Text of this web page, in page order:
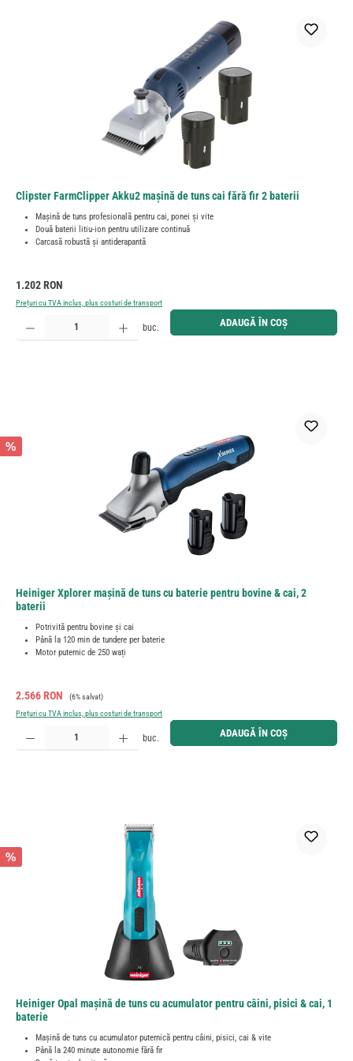
Clipster FarmClipper Akku2 mașină de tuns cai fără fir 2 baterii
Mașină de tuns profesională pentru cai, ponei și vite
Două baterii litiu-ion pentru utilizare continuă
Carcasă robustă și antiderapantă
Preț obișnuit:
1.202 RON
Prețuri cu TVA inclus, plus costuri de transport
Cantitate produs: Introduceți cantitatea dorită sau utilizați butoanele pentru a mări sau micșora
buc. ADAUGĂ ÎN COȘ
%
Heiniger Xplorer mașină de tuns cu baterie pentru bovine & cai, 2
baterii
Potrivită pentru bovine și cai
Până la 120 min de tundere per baterie
Motor puternic de 250 wați
Preț de vânzare:
2.566 RON Preț obișnuit:
(6% salvat)
Prețuri cu TVA inclus, plus costuri de transport
Cantitate produs: Introduceți cantitatea dorită sau utilizați butoanele pentru a mări sau micșora
buc. ADAUGĂ ÎN COȘ
%
Heiniger Opal mașină de tuns cu acumulator pentru câini, pisici & cai, 1
baterie
Mașină de tuns cu acumulator puternică pentru câini, pisici, cai & vite
Până la 240 minute autonomie fără fir